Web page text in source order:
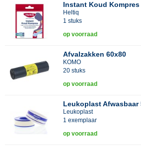
Instant Koud Kompres
Heltiq
1 stuks
op voorraad
Afvalzakken 60x80
KOMO
20 stuks
op voorraad
Leukoplast Afwasbaar
Leukoplast
1 exemplaar
op voorraad